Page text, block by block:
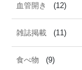
血管開き (12)
雑誌掲載 (11)
食べ物 (9)